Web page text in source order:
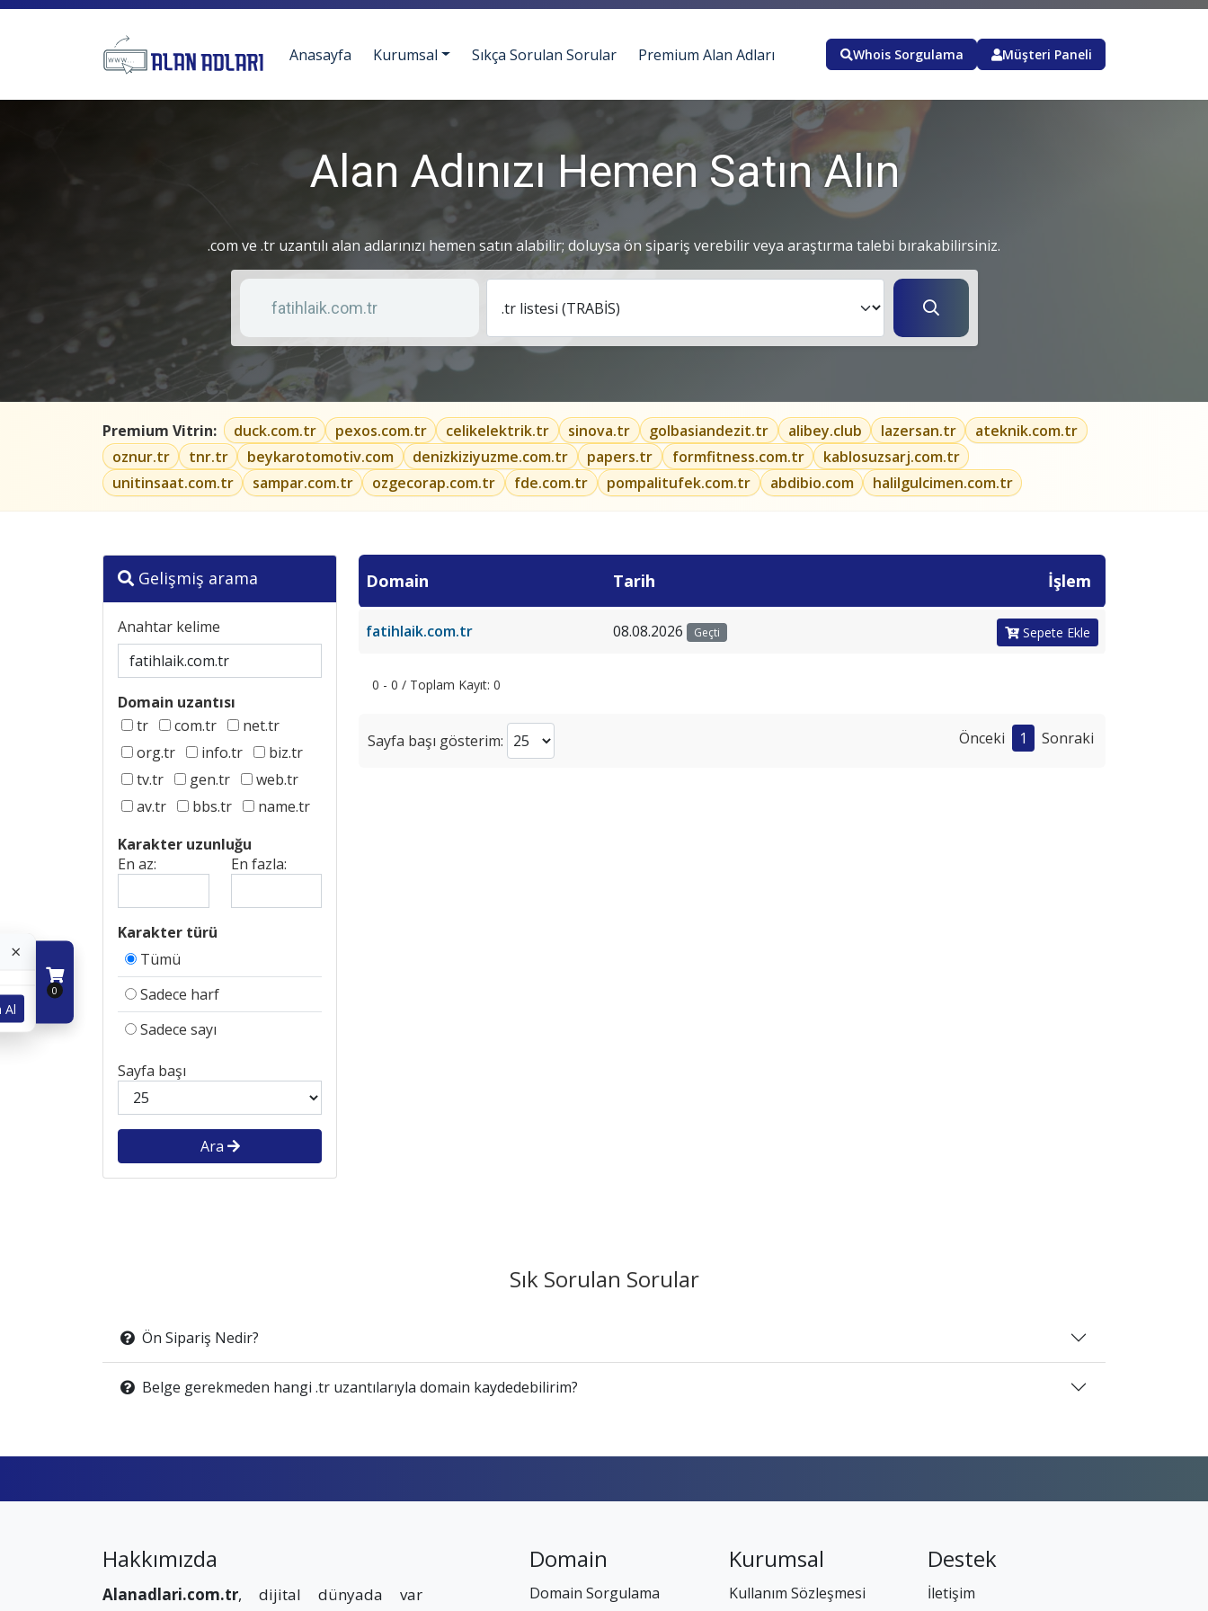
Anasayfa Kurumsal Sıkça Sorulan Sorular Premium Alan Adları Whois Sorgulama Müşteri Paneli
Alan Adınızı Hemen Satın Alın
.com ve .tr uzantılı alan adlarınızı hemen satın alabilir; doluysa ön sipariş verebilir veya araştırma talebi bırakabilirsiniz.
Anahtar kelime
Liste türü
Premium Vitrin: duck.com.tr pexos.com.tr celikelektrik.tr sinova.tr golbasiandezit.tr alibey.club lazersan.tr
ateknik.com.tr
oznur.tr
tnr.tr beykarotomotiv.com denizkiziyuzme.com.tr papers.tr formfitness.com.tr
kablosuzsarj.com.tr
unitinsaat.com.tr
sampar.com.tr ozgecorap.com.tr fde.com.tr pompalitufek.com.tr abdibio.com halilgulcimen.com.tr
Gelişmiş arama
Anahtar kelime
Domain uzantısı
tr
com.tr
net.tr
org.tr
info.tr
biz.tr
tv.tr
gen.tr
web.tr
av.tr
bbs.tr
name.tr
Karakter uzunluğu
En az:
En fazla:
Karakter türü
Tümü
Sadece harf
Sadece sayı
Sayfa başı
Ara
Domain Tarih İşlem
fatihlaik.com.tr 08.08.2026 Geçti Sepete Ekle
0 - 0 / Toplam Kayıt: 0
Sayfa başı gösterim: Önceki 1 Sonraki
Sık Sorulan Sorular
Ön Sipariş Nedir?
Belge gerekmeden hangi .tr uzantılarıyla domain kaydedebilirim?
Hakkımızda
Alanadlari.com.tr, dijital dünyada var
Domain
Domain Sorgulama
Kurumsal
Kullanım Sözleşmesi
Destek
İletişim
0
×
Al